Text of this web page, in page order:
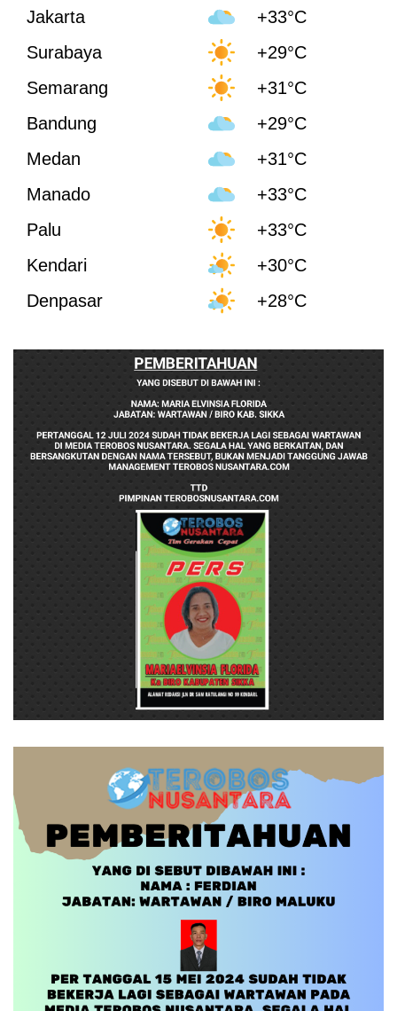
Jakarta
+33°C
Surabaya
+29°C
Semarang
+31°C
Bandung
+29°C
Medan
+31°C
Manado
+33°C
Palu
+33°C
Kendari
+30°C
Denpasar
+28°C